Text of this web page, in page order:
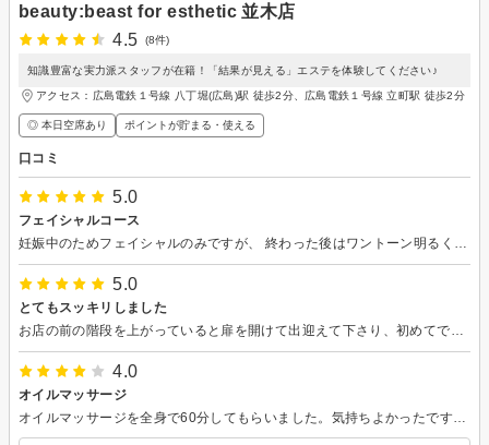
beauty:beast for esthetic 並木店
4.5
(8件)
知識豊富な実力派スタッフが在籍！「結果が見える」エステを体験してください♪
アクセス：広島電鉄１号線 八丁堀(広島)駅 徒歩2分、広島電鉄１号線 立町駅 徒歩2分
◎ 本日空席あり ポイントが貯まる・使える
口コミ
5.0
フェイシャルコース
5.0
とてもスッキリしました
4.0
オイルマッサージ
オイルマッサージを全身で60分してもらいました。気持ちよかったです。足の冷え性を改善できるように着圧ソックスを履いてみようと思います。